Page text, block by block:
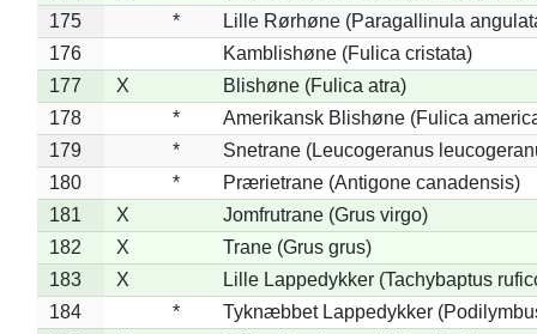
175
*
Lille Rørhøne (Paragallinula
176
Kamblishøne (Fulica cristata)
177
X
Blishøne (Fulica atra)
178
*
Amerikansk Blishøne (Fulica
179
*
Snetrane (Leucogeranus
180
*
Prærietrane (Antigone canadensis)
181
X
Jomfrutrane (Grus virgo)
182
X
Trane (Grus grus)
183
X
Lille Lappedykker (Tachybaptus
184
*
Tyknæbbet Lappedykker